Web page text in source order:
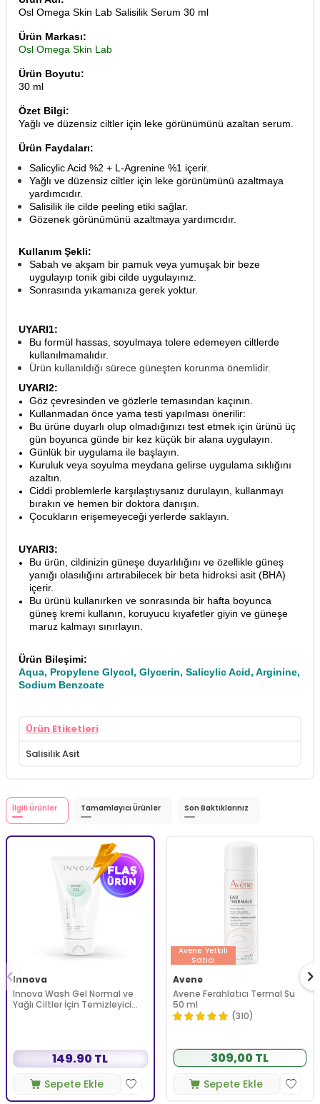
Osl Omega Skin Lab Salisilik Serum 30 ml
Ürün Markası:
Osl Omega Skin Lab
Ürün Boyutu:
30 ml
Özet Bilgi:
Yağlı ve düzensiz ciltler için leke görünümünü azaltan serum.
Ürün Faydaları:
Salicylic Acid %2 + L-Agrenine %1 içerir.
Yağlı ve düzensiz ciltler için leke görünümünü azaltmaya
yardımcıdır.
Salisilik ile cilde peeling etiki sağlar.
Gözenek görünümünü azaltmaya yardımcıdır.
Kullanım Şekli:
Sabah ve akşam bir pamuk veya yumuşak bir beze
uygulayıp tonik gibi cilde uygulayınız.
​Sonrasında yıkamanıza gerek yoktur.
UYARI1:
Bu formül hassas, soyulmaya tolere edemeyen ciltlerde
kullanılmamalıdır.
Ürün kullanıldığı sürece güneşten korunma önemlidir.
UYARI2:
Göz çevresinden ve gözlerle temasından kaçının.
Kullanmadan önce yama testi yapılması önerilir:
Bu ürüne duyarlı olup olmadığınızı test etmek için ürünü üç
gün boyunca günde bir kez küçük bir alana uygulayın.
Günlük bir uygulama ile başlayın.
Kuruluk veya soyulma meydana gelirse uygulama sıklığını
azaltın.
Ciddi problemlerle karşılaştıysanız durulayın, kullanmayı
bırakın ve hemen bir doktora danışın.
Çocukların erişemeyeceği yerlerde saklayın.
UYARI3:
Bu ürün, cildinizin güneşe duyarlılığını ve özellikle güneş
yanığı olasılığını artırabilecek bir beta hidroksi asit (BHA)
içerir.
Bu ürünü kullanırken ve sonrasında bir hafta boyunca
güneş kremi kullanın, koruyucu kıyafetler giyin ve güneşe
maruz kalmayı sınırlayın.
Ürün Bileşimi:
Aqua, Propylene Glycol, Glycerin, Salicylic Acid, Arginine,
Sodium Benzoate
Ürün Etiketleri
Salisilik Asit
İlgili Ürünler Tamamlayıcı Ürünler Son Baktıklarınız
Innova
Innova Wash Gel Normal ve
Yağlı Ciltler İçin Temizleyici
149.90 TL
Sepete Ekle
Avene Yetkili
Satıcı
Avene
Avene Ferahlatıcı Termal Su
50 ml
(310)
309,00 TL
Sepete Ekle